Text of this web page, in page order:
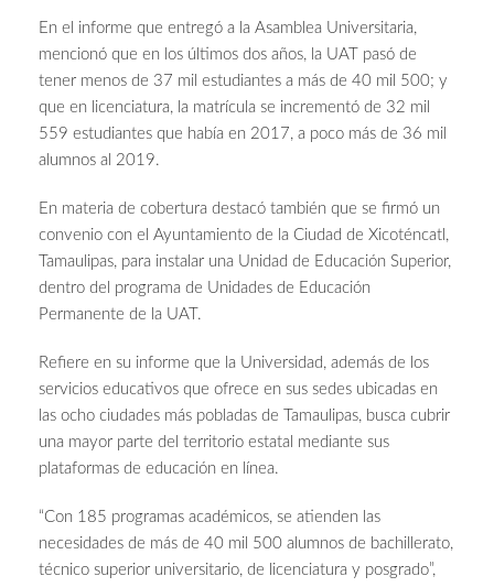
En el informe que entregó a la Asamblea Universitaria,
mencionó que en los últimos dos años, la UAT pasó de
tener menos de 37 mil estudiantes a más de 40 mil 500; y
que en licenciatura, la matrícula se incrementó de 32 mil
559 estudiantes que había en 2017, a poco más de 36 mil
alumnos al 2019.
En materia de cobertura destacó también que se firmó un
convenio con el Ayuntamiento de la Ciudad de Xicoténcatl,
Tamaulipas, para instalar una Unidad de Educación Superior,
dentro del programa de Unidades de Educación
Permanente de la UAT.
Refiere en su informe que la Universidad, además de los
servicios educativos que ofrece en sus sedes ubicadas en
las ocho ciudades más pobladas de Tamaulipas, busca cubrir
una mayor parte del territorio estatal mediante sus
plataformas de educación en línea.
“Con 185 programas académicos, se atienden las
necesidades de más de 40 mil 500 alumnos de bachillerato,
técnico superior universitario, de licenciatura y posgrado”,